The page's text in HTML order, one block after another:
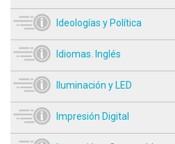
Ideologías y Política
Idiomas. Inglés
Iluminación y LED
Impresión Digital